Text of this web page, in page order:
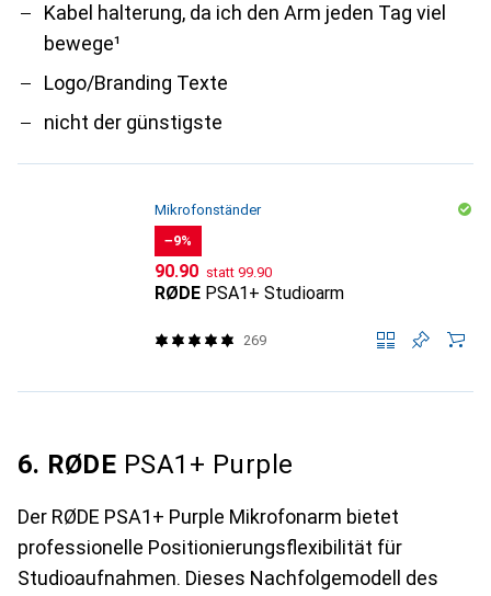
Kabel halterung, da ich den Arm jeden Tag viel
bewege¹
Logo/Branding Texte
nicht der günstigste
Mikrofonständer
−9%
CHF
90.90 statt CHF
99.90
RØDE PSA1+ Studioarm
269
6. RØDE PSA1+ Purple
Der RØDE PSA1+ Purple Mikrofonarm bietet
professionelle Positionierungsflexibilität für
Studioaufnahmen. Dieses Nachfolgemodell des